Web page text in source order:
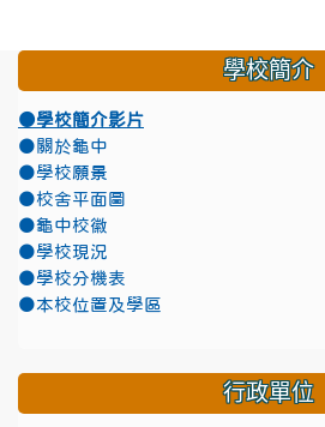
學校簡介
●學校簡介影片
●關於龜中
●學校願景
●校舍平面圖
●龜中校徽
●學校現況
●學校分機表
●本校位置及學區
行政單位